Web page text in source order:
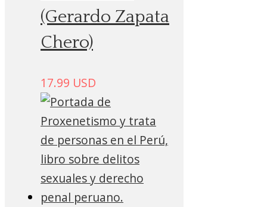
(Gerardo Zapata
Chero)
17.99 USD